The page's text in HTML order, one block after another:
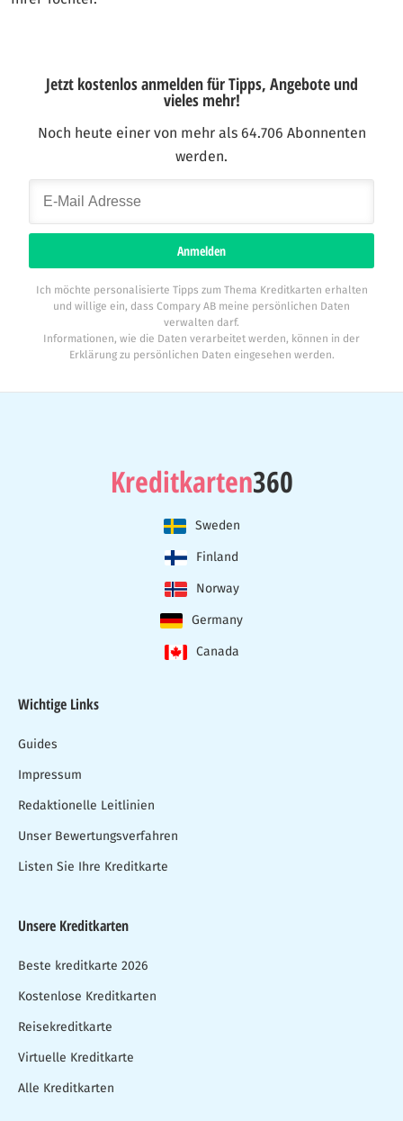
Jetzt kostenlos anmelden für Tipps, Angebote und
vieles mehr!
Noch heute einer von mehr als 64.706 Abonnenten
werden.
Anmelden
Ich möchte personalisierte Tipps zum Thema Kreditkarten erhalten
und willige ein, dass Compary AB meine persönlichen Daten
verwalten darf.
Informationen, wie die Daten verarbeitet werden, können in der
Erklärung zu persönlichen Daten eingesehen werden.
Kreditkarten360
Sweden
Finland
Norway
Germany
Canada
Wichtige Links
Guides
Impressum
Redaktionelle Leitlinien
Unser Bewertungsverfahren
Listen Sie Ihre Kreditkarte
Unsere Kreditkarten
Beste kreditkarte 2026
Kostenlose Kreditkarten
Reisekreditkarte
Virtuelle Kreditkarte
Alle Kreditkarten